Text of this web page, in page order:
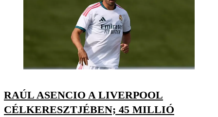
RAÚL ASENCIO A LIVERPOOL
CÉLKERESZTJÉBEN; 45 MILLIÓ